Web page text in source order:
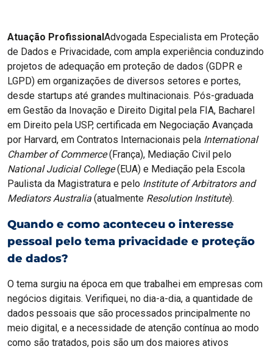
Atuação ProfissionalAdvogada Especialista em Proteção
de Dados e Privacidade, com ampla experiência conduzindo
projetos de adequação em proteção de dados (GDPR e
LGPD) em organizações de diversos setores e portes,
desde startups até grandes multinacionais. Pós-graduada
em Gestão da Inovação e Direito Digital pela FIA, Bacharel
em Direito pela USP, certificada em Negociação Avançada
por Harvard, em Contratos Internacionais pela International
Chamber of Commerce(França), Mediação Civil pelo
National Judicial College(EUA) e Mediação pela Escola
Paulista da Magistratura e pelo Institute of Arbitrators and
Mediators Australia (atualmente Resolution Institute).
Quando e como aconteceu o interesse
pessoal pelo tema privacidade e proteção
de dados?
O tema surgiu na época em que trabalhei em empresas com
negócios digitais. Verifiquei, no dia-a-dia, a quantidade de
dados pessoais que são processados principalmente no
meio digital, e a necessidade de atenção contínua ao modo
como são tratados, pois são um dos maiores ativos